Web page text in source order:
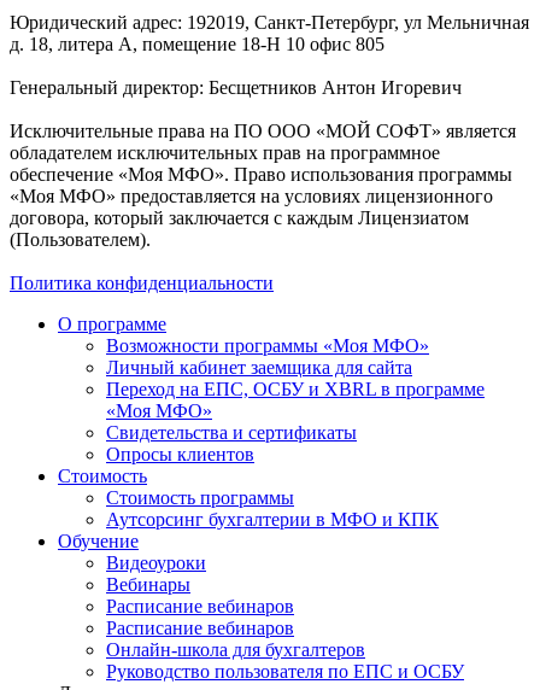
Юридический адрес: 192019, Санкт-Петербург, ул Мельничная
д. 18, литера А, помещение 18-Н 10 офис 805
Генеральный директор: Бесщетников Антон Игоревич
Исключительные права на ПО ООО «МОЙ СОФТ» является
обладателем исключительных прав на программное
обеспечение «Моя МФО». Право использования программы
«Моя МФО» предоставляется на условиях лицензионного
договора, который заключается с каждым Лицензиатом
(Пользователем).
Политика конфиденциальности
О программе
Возможности программы «Моя МФО»
Личный кабинет заемщика для сайта
Переход на ЕПС, ОСБУ и XBRL в программе
«Моя МФО»
Свидетельства и сертификаты
Опросы клиентов
Стоимость
Стоимость программы
Аутсорсинг бухгалтерии в МФО и КПК
Обучение
Видеоуроки
Вебинары
Расписание вебинаров
Расписание вебинаров
Онлайн-школа для бухгалтеров
Руководство пользователя по ЕПС и ОСБУ